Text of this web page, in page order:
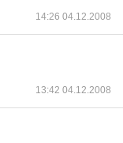
14:26 04.12.2008
13:42 04.12.2008